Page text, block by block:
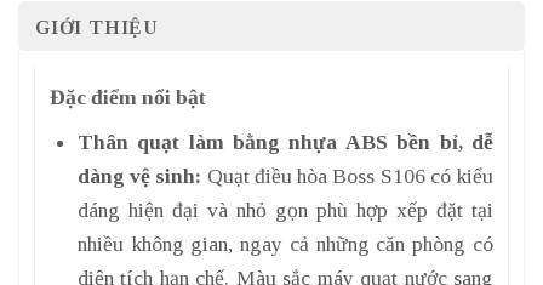
GIỚI THIỆU
Đặc điểm nổi bật
Thân quạt làm bằng nhựa ABS bền bỉ, dễ
dàng vệ sinh: Quạt điều hòa Boss S106 có kiểu
dáng hiện đại và nhỏ gọn phù hợp xếp đặt tại
nhiều không gian, ngay cả những căn phòng có
diện tích hạn chế. Màu sắc máy quạt nước sang